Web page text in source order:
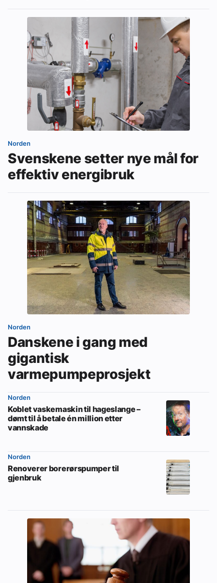
Norden
Svenskene setter nye mål for
effektiv energibruk
Norden
Danskene i gang med
gigantisk
varmepumpeprosjekt
Norden
Koblet vaskemaskin til hageslange –
dømt til å betale én million etter
vannskade
Norden
Renoverer borerørspumper til
gjenbruk